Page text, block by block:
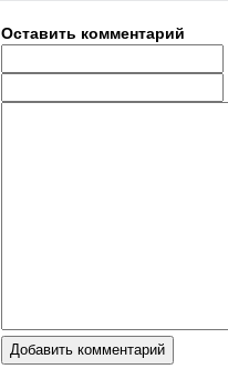
Оставить комментарий